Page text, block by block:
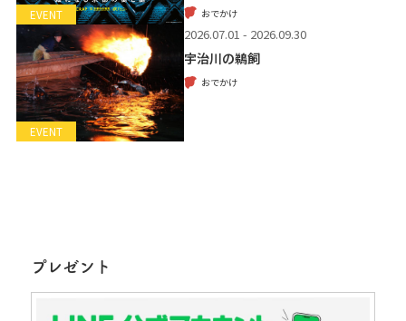
EVENT おでかけ
EVENT
2026.07.01 - 2026.09.30
宇治川の鵜飼
おでかけ
プレゼント